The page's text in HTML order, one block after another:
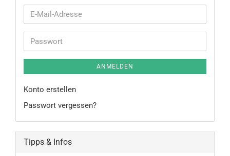
E-
Mail-
Passwort
ANMELDEN
Konto erstellen
Passwort vergessen?
Tipps & Infos